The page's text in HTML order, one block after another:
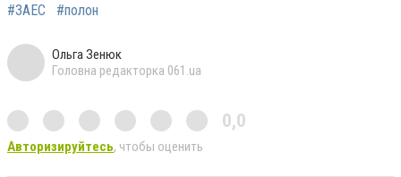
#ЗАЕС #полон
Ольга Зенюк
Головна редакторка 061.ua
0,0
Авторизируйтесь, чтобы оценить